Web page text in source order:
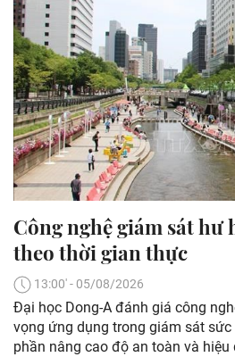
Công nghệ giám sát hư
theo thời gian thực
13:00' - 05/08/2026
Đại học Dong-A đánh giá công
vọng ứng dụng trong giám sát sức
phần nâng cao độ an toàn và